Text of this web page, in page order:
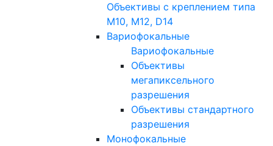
Объективы с креплением типа
M10, M12, D14
Вариофокальные
Вариофокальные
Объективы
мегапиксельного
разрешения
Объективы стандартного
разрешения
Монофокальные